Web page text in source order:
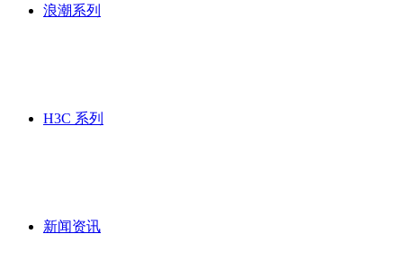
浪潮系列
H3C 系列
新闻资讯